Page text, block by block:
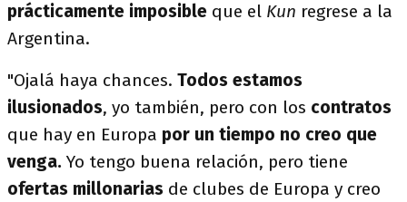
prácticamente imposible que el Kun regrese a la
Argentina.
"Ojalá haya chances. Todos estamos
ilusionados, yo también, pero con los contratos
que hay en Europa por un tiempo no creo que
venga. Yo tengo buena relación, pero tiene
ofertas millonarias de clubes de Europa y creo